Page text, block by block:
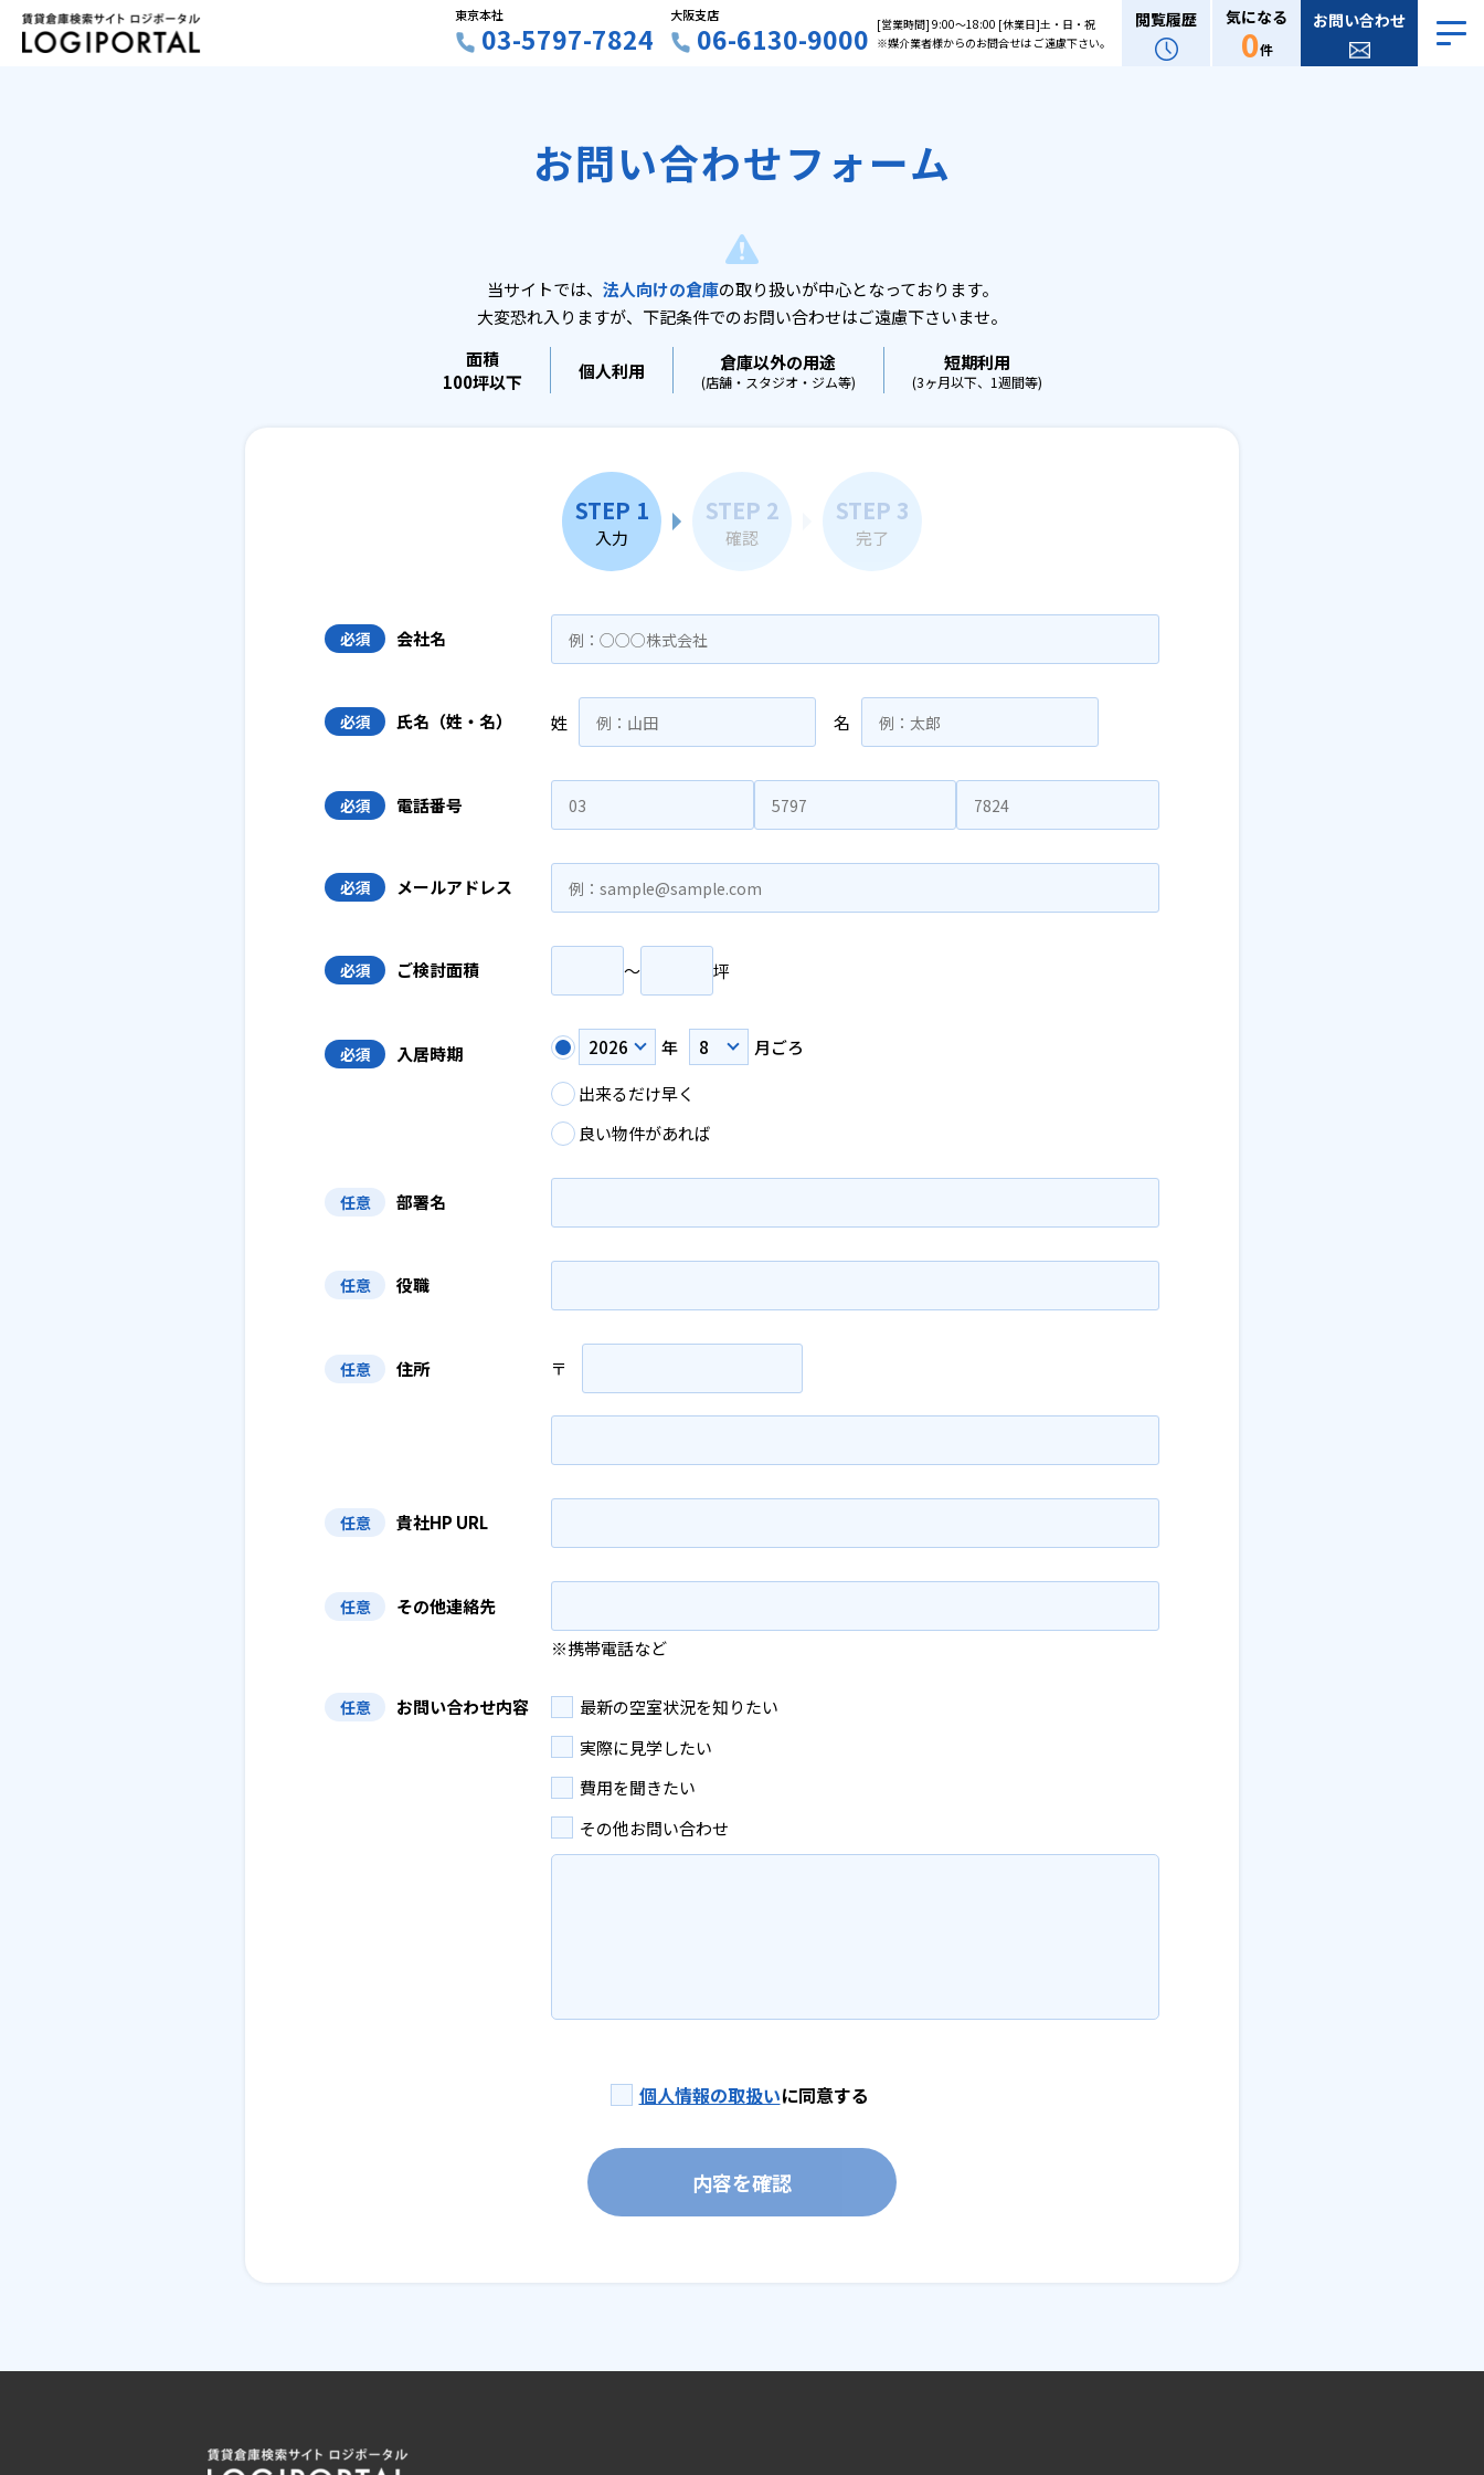
東京本社
03-5797-7824
大阪支店
06-6130-9000 [営業時間] 9:00〜18:00 [休業日]土・日・祝
※媒介業者様からのお問合せは ご遠慮下さい。
閲覧履歴 気になる
0件
お問い合わせ
お問い合わせフォーム
当サイトでは、 法人向けの倉庫の取り扱いが中心となっております。
大変恐れ入りますが、下記条件でのお問い合わせはご遠慮下さいませ。
面積
100坪以下
個人利用 倉庫以外の用途
(店舗・スタジオ・ジム等)
短期利用
(3ヶ月以下、1週間等)
STEP 1
入力
STEP 2
確認
STEP 3
完了
必須 会社名
必須 氏名（姓・名） 姓 名
必須 電話番号
必須 メールアドレス
必須 ご検討面積 〜 坪
必須 入居時期 年
月ごろ
出来るだけ早く
良い物件があれば
任意 部署名
任意 役職
任意 住所 〒
任意 貴社HP URL
任意
その他連絡先
※携帯電話など
任意 お問い合わせ内容
最新の空室状況を知りたい
実際に見学したい
費用を聞きたい
その他お問い合わせ
個人情報の取扱いに同意する
内容を確認